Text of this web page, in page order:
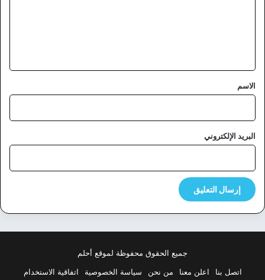
*
الاسم
البريد الإلكتروني
جميع الحقوق محفوظة لموقع أحلم
اتصل بنا
اعلن معنا من نحن سياسة الخصوصية اتفاقية الاستخدام